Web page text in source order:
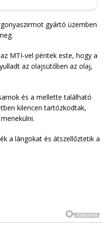
gyártó üzemben
MTI-vel péntek este, hogy a
az olajsütőben az olaj,
és a mellette található
kilencen tartózkodtak,
a lángokat és átszellőztetik a